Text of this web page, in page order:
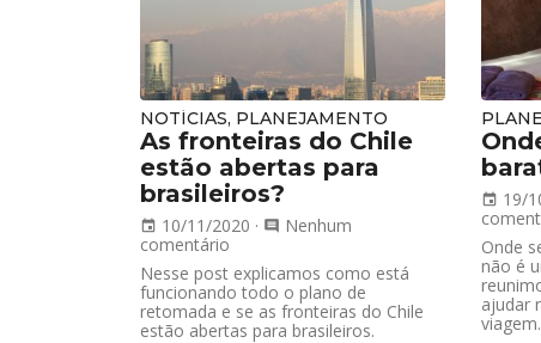
NOTÍCIAS, PLANEJAMENTO
As fronteiras do Chile
estão abertas para
brasileiros?
event 10/11/2020 · comment Nenhum
comentário
Nesse post explicamos como está
funcionando todo o plano de
retomada e se as fronteiras do Chile
estão abertas para brasileiros.
event 19/
Onde
não é
ajudar
viagem.